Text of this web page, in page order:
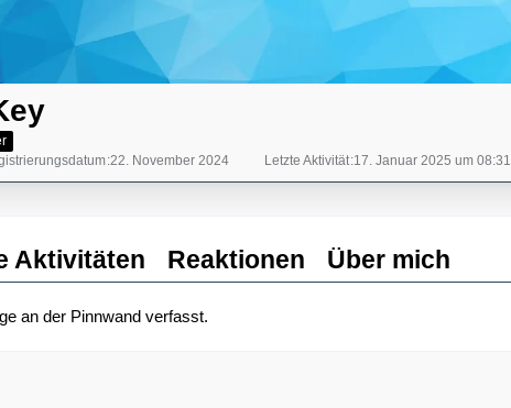
22. November 2024 Letzte Aktivität 17. Januar 2025 um 08:31
Aktivitäten Reaktionen Über mich
an der Pinnwand verfasst.